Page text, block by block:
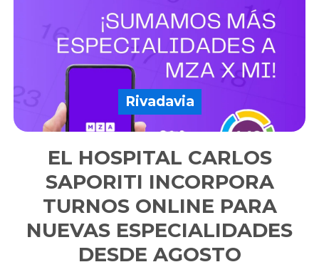
EL HOSPITAL CARLOS
SAPORITI INCORPORA
TURNOS ONLINE PARA
NUEVAS ESPECIALIDADES
DESDE AGOSTO
Rivadavia